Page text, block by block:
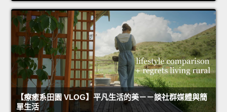
【療癒系田園 VLOG】平凡生活的美－－談社群媒體與簡
單生活